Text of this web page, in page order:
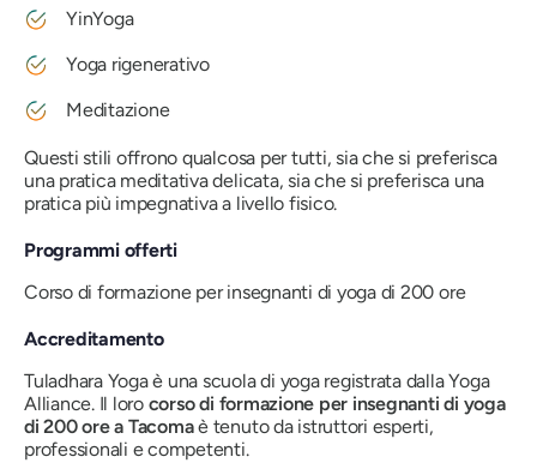
YinYoga
Yoga rigenerativo
Meditazione
Questi stili offrono qualcosa per tutti, sia che si preferisca
una pratica meditativa delicata, sia che si preferisca una
pratica più impegnativa a livello fisico.
Programmi offerti
Corso di formazione per insegnanti di yoga di 200 ore
Accreditamento
Tuladhara Yoga è una scuola di yoga registrata dalla Yoga
Alliance. Il loro corso di formazione per insegnanti di yoga
di 200 ore a Tacomaè tenuto da istruttori esperti,
professionali e competenti.